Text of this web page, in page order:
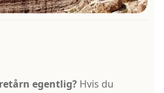
egentlig?Hvis du